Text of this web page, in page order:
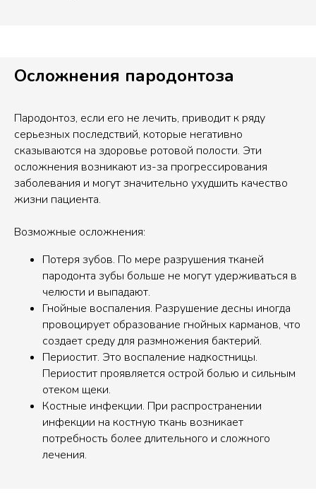
Осложнения пародонтоза
Пародонтоз, если его не лечить, приводит к ряду
серьезных последствий, которые негативно
сказываются на здоровье ротовой полости. Эти
осложнения возникают из-за прогрессирования
заболевания и могут значительно ухудшить качество
жизни пациента.
Возможные осложнения:
Потеря зубов. По мере разрушения тканей
пародонта зубы больше не могут удерживаться в
челюсти и выпадают.
Гнойные воспаления. Разрушение десны иногда
провоцирует образование гнойных карманов, что
создает среду для размножения бактерий.
Периостит. Это воспаление надкостницы.
Периостит проявляется острой болью и сильным
отеком щеки.
Костные инфекции. При распространении
инфекции на костную ткань возникает
потребность более длительного и сложного
лечения.